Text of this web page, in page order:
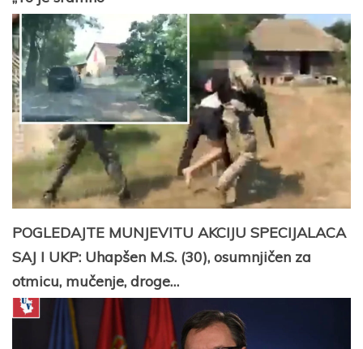
POGLEDAJTE MUNJEVITU AKCIJU SPECIJALACA
SAJ I UKP: Uhapšen M.S. (30), osumnjičen za
otmicu, mučenje, droge…